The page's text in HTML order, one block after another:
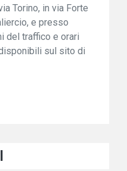
Torino, in via Forte
e presso
del traffico e orari
sul sito di